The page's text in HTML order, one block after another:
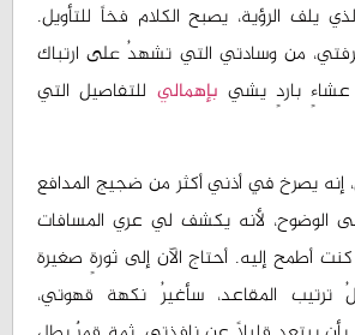
يلف الرؤية، يصبح الكلام فخاً للتأويل.
من وسادتي التي تشهدُ على ارتباك
عشاءٍ باردٍ يشي بإهمالي للتفاصيل التي
يصرخ في أذني أكثر من ضجيج المدافع
لأنه يكشف لي عري المسافات
أطمح إليه. أحتاج الآن إلى ثورةٍ صغيرة
المقاعد، سأغيرُ نكهة قهوتي،